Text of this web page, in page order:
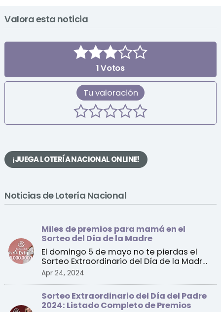
Valora esta noticia
1Votos
Tu valoración
¡JUEGA LOTERÍA NACIONAL ONLINE!
Noticias de Lotería Nacional
Miles de premios para mamá en el
Sorteo del Día de la Madre
El domingo 5 de mayo no te pierdas el
Sorteo Extraordinario del Día de la Madre
de la Lotería Na ...
Apr 24, 2024
Sorteo Extraordinario del Día del Padre
2024: Listado Completo de Premios